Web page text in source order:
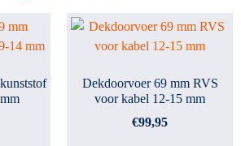
Dekdoorvoer 69 mm RVS
voor kabel 12-15 mm
€99,95